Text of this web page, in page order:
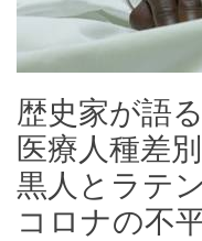
歴史家が語
医療人種差
黒人とラテ
コロナの不